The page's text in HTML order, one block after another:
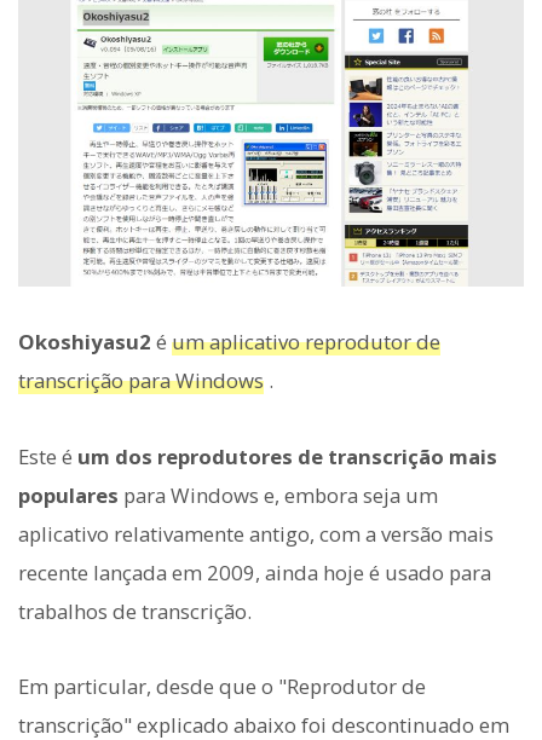
Okoshiyasu2 é um aplicativo reprodutor de
transcrição para Windows .
Este é um dos reprodutores de transcrição mais
populares para Windows e, embora seja um
aplicativo relativamente antigo, com a versão mais
recente lançada em 2009, ainda hoje é usado para
trabalhos de transcrição.
Em particular, desde que o "Reprodutor de
transcrição" explicado abaixo foi descontinuado em